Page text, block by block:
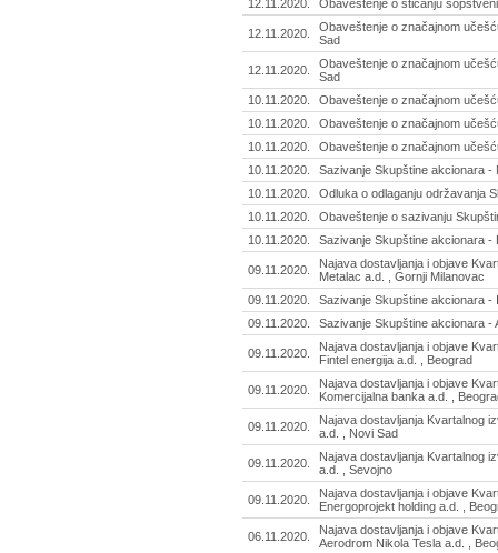
12.11.2020.
Obaveštenje o sticanju
12.11.2020.
Obaveštenje o značajnom
Sad
12.11.2020.
Obaveštenje o značajnom
Sad
10.11.2020.
Obaveštenje o značajnom
10.11.2020.
Obaveštenje o značajnom
10.11.2020.
Obaveštenje o značajnom
10.11.2020.
Sazivanje Skupštine akcionara -
10.11.2020.
Odluka o odlaganju održavanja
10.11.2020.
Obaveštenje o sazivanju
10.11.2020.
Sazivanje Skupštine akcionara -
09.11.2020.
Najava dostavljanja i objave
Metalac a.d. , Gornji Milanovac
09.11.2020.
Sazivanje Skupštine akcionara
09.11.2020.
Sazivanje Skupštine akcionara -
09.11.2020.
Najava dostavljanja i objave
Fintel energija a.d. , Beograd
09.11.2020.
Najava dostavljanja i objave
Komercijalna banka a.d. ,
09.11.2020.
Najava dostavljanja Kvartalnog
a.d. , Novi Sad
09.11.2020.
Najava dostavljanja Kvartalnog
a.d. , Sevojno
09.11.2020.
Najava dostavljanja i objave
Energoprojekt holding a.d. ,
06.11.2020.
Najava dostavljanja i objave
Aerodrom Nikola Tesla a.d. ,